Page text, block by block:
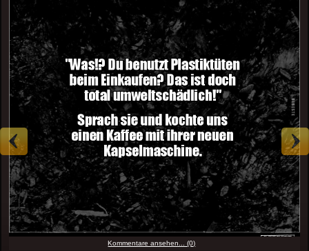
Kommentare ansehen... (0)